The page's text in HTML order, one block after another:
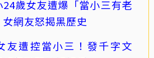
24歲女友遭爆「當小三有老
網友怒揭黑歷史
友遭控當小三！發千字文